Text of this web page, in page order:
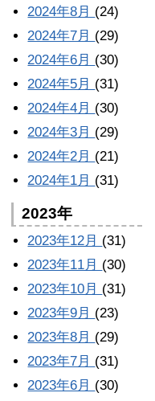
2024年8月 (24)
2024年7月 (29)
2024年6月 (30)
2024年5月 (31)
2024年4月 (30)
2024年3月 (29)
2024年2月 (21)
2024年1月 (31)
2023年
2023年12月 (31)
2023年11月 (30)
2023年10月 (31)
2023年9月 (23)
2023年8月 (29)
2023年7月 (31)
2023年6月 (30)